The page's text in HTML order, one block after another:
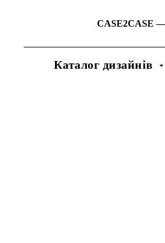
CASE2CASE—
Каталог дизайнів